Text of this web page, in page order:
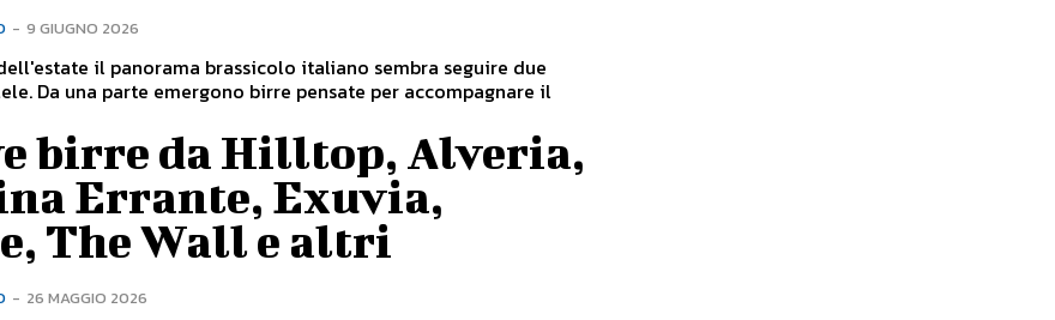
- 9 GIUGNO 2026
il panorama brassicolo italiano sembra seguire due
Da una parte emergono birre pensate per accompagnare il
birre da Hilltop, Alveria,
Errante, Exuvia,
The Wall e altri
- 26 MAGGIO 2026